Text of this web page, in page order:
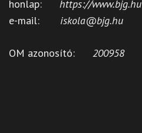
honlap: https://www.bjg.hu
e-mail: iskola@bjg.hu
OM azonosító: 200958